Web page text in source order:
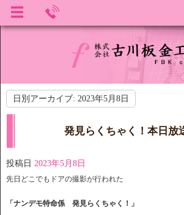
日別アーカイブ: 2023年5月8日
発見らくちゃく！本日放
投稿日 2023年5月8日
先日どこでもドアの撮影が行われた
「ナンデモ特命係 発見らくちゃく！」